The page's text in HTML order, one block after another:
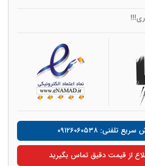
تلفنی: ۰۹۱۲۶۰۶۰۵۳۸
از قیمت دقیق تماس بگیرید